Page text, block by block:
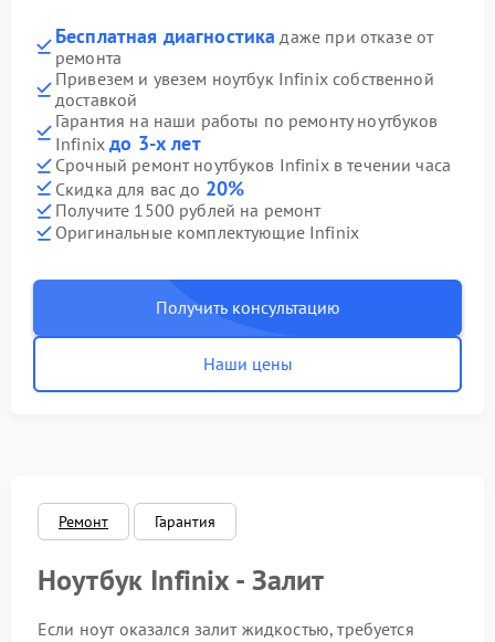
Бесплатная диагностика даже при отказе от
ремонта
Привезем и увезем ноутбук Infinix собственной
доставкой
Гарантия на наши работы по ремонту ноутбуков
Infinixдо 3-х лет
Срочный ремонт ноутбуков Infinix в течении часа
Скидка для вас до 20%
Получите 1500 рублей на ремонт
Оригинальные комплектующие Infinix
Получить консультацию
Наши цены
Ремонт Гарантия
Ноутбук Infinix - Залит
Если ноут оказался залит жидкостью, требуется